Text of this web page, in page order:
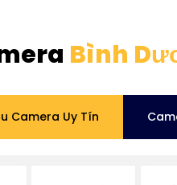
Bình
Camera Uy Tín